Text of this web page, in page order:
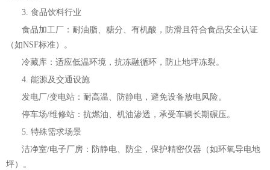
3. 食品饮料行业
食品加工厂：耐油脂、糖分、有机酸，防滑且符合食品安全认证
（如NSF标准）。
冷藏库：适应低温环境，抗冻融循环，防止地坪冻裂。
4. 能源及交通设施
发电厂/变电站：耐高温、防静电，避免设备放电风险。
停车场/维修站：抗燃油、机油渗透，承受车辆长期碾压。
5. 特殊需求场景
洁净室/电子厂房：防静电、防尘，保护精密仪器（如环氧导电地
坪）。